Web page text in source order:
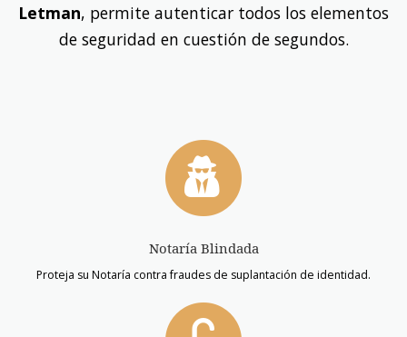
Letman, permite autenticar todos los elementos
de seguridad en cuestión de segundos.
Notaría Blindada
Proteja su Notaría contra fraudes de suplantación de identidad.